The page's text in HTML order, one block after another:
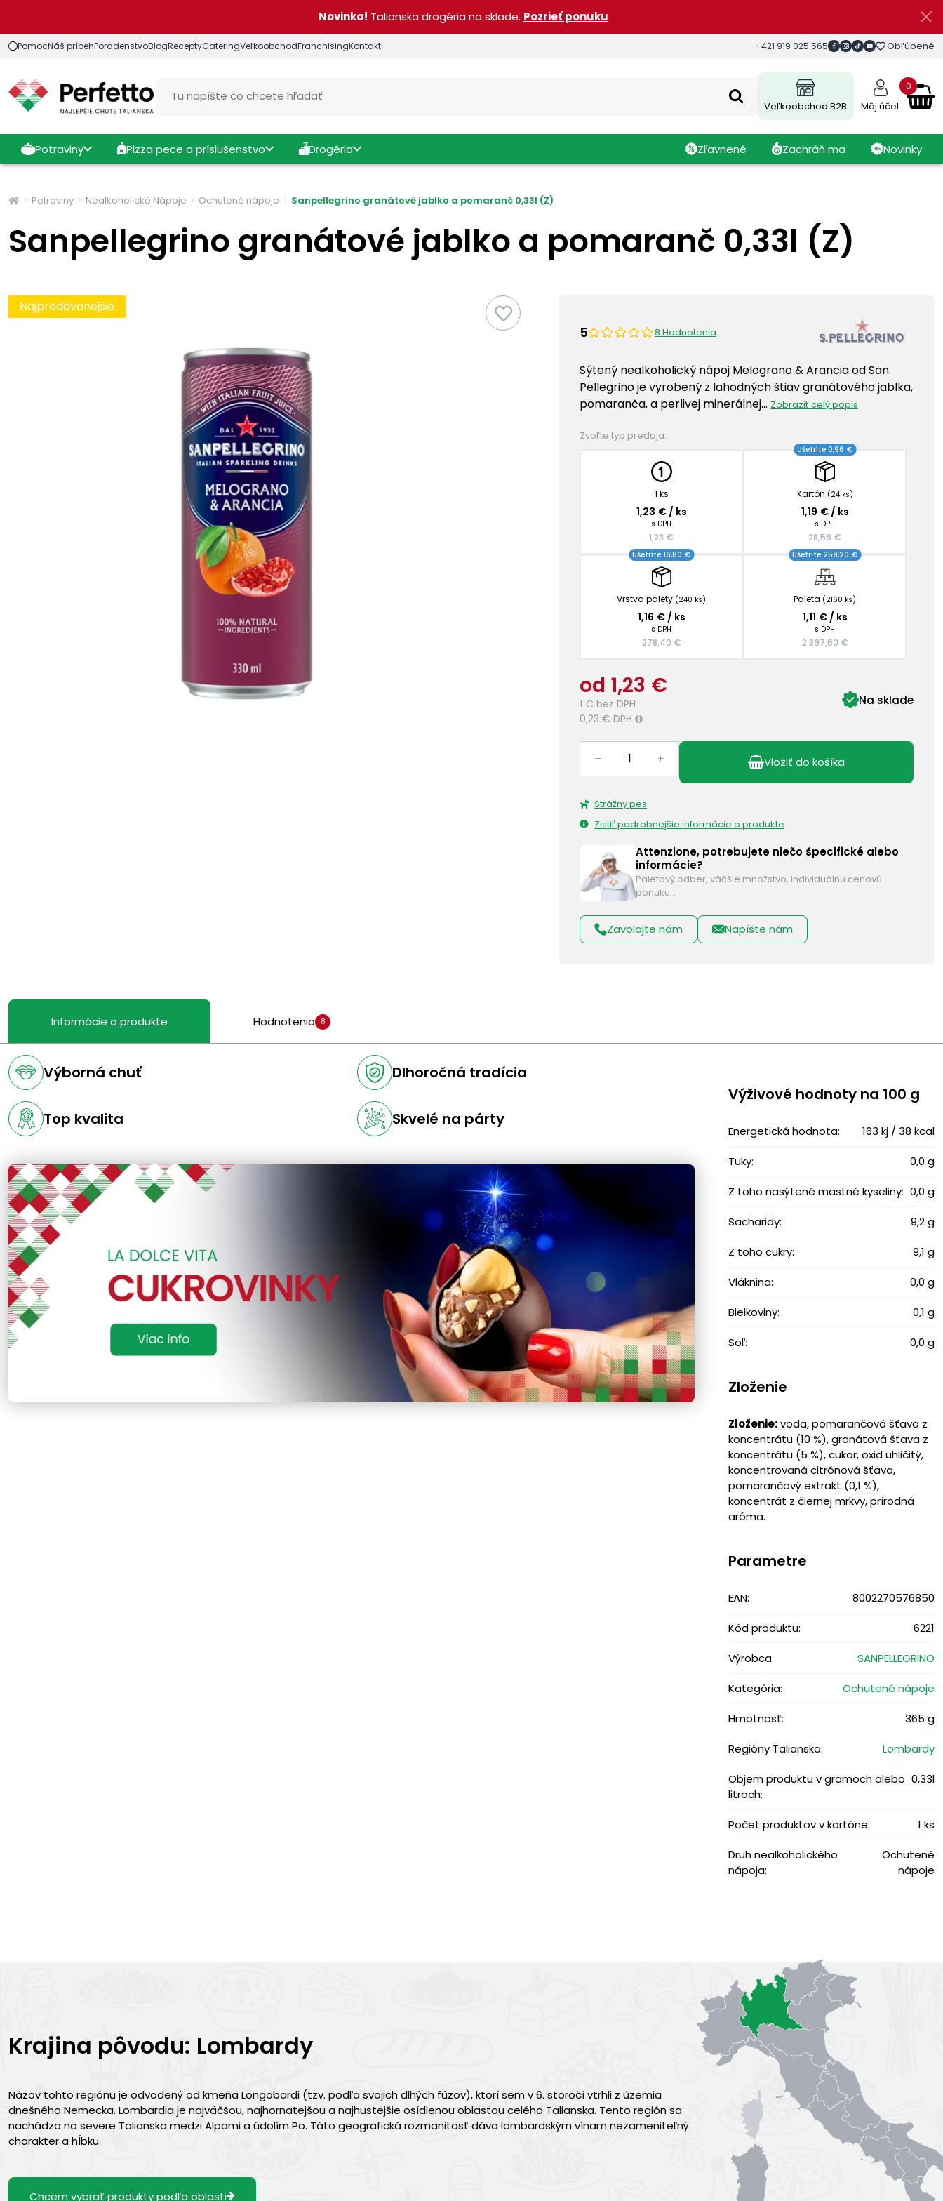
Novinka! Talianska drogéria na sklade. Pozrieť ponuku
PomocNáš príbehPoradenstvoBlogReceptyCateringVeľkoobchodFranchisingKontakt +421 919 025 565 Obľúbené
Veľkoobchod B2B Môj účet
0
Potraviny Pizza pece a príslušenstvo Drogéria Zľavnené Zachráň ma Novinky
Potraviny Nealkoholické Nápoje Ochutené nápoje Sanpellegrino granátové jablko a pomaranč 0,33l (Z)
Sanpellegrino granátové jablko a pomaranč 0,33l (Z)
Najpredávanejšie
5 8 Hodnotenia
Sýtený nealkoholický nápoj Melograno & Arancia od San
Pellegrino je vyrobený z lahodných štiav granátového jablka,
pomaranča, a perlivej minerálnej… Zobraziť celý popis
Zvoľte typ predaja:
1 ks
1,23 € / ks
s DPH
1,23 €
Kartón (24 ks)
Ušetríte 0,96 €
1,19 € / ks
s DPH
28,56 €
Vrstva palety (240 ks)
Ušetríte 16,80 €
1,16 € / ks
s DPH
278,40 €
Paleta (2160 ks)
Ušetríte 259,20 €
1,11 € / ks
s DPH
2 397,60 €
od 1,23 €
1 € bez DPH
0,23 € DPH i
Na sklade
– + Vložiť do košíka
Strážny pes
Zistiť podrobnejšie informácie o produkte
Attenzione, potrebujete niečo špecifické alebo
informácie?
Paletový odber, väčšie množstvo, individuálnu cenovú
ponuku…
Zavolajte nám Napíšte nám
Informácie o produkte Hodnotenia 8
Výborná chuť Dlhoročná tradícia
Top kvalita Skvelé na párty
Výživové ​​hodnoty na 100 g
Energetická hodnota: 163 kj / 38 kcal
Tuky: 0,0 g
Z toho nasýtené mastné kyseliny: 0,0 g
Sacharidy: 9,2 g
Z toho cukry: 9,1 g
Vláknina: 0,0 g
Bielkoviny: 0,1 g
Soľ: 0,0 g
Zloženie
Zloženie:voda, pomarančová šťava z
koncentrátu (10 %), granátová šťava z
koncentrátu (5 %), cukor, oxid uhličitý,
koncentrovaná citrónová šťava,
pomarančový extrakt (0,1 %),
koncentrát z čiernej mrkvy, prírodná
aróma.
Parametre
EAN: 8002270576850
Kód produktu: 6221
Výrobca SANPELLEGRINO
Kategória: Ochutené nápoje
Hmotnosť: 365 g
Regióny Talianska: Lombardy
Objem produktu v gramoch alebo
litroch:
0,33l
Počet produktov v kartóne: 1 ks
Druh nealkoholického
nápoja:
Ochutené
nápoje
Krajina pôvodu: Lombardy
Názov tohto regiónu je odvodený od kmeňa Longobardi (tzv. podľa svojich dlhých fúzov), ktorí sem v 6. storočí vtrhli z územia
dnešného Nemecka. Lombardia je najväčšou, najhornatejšou a najhustejšie osídlenou oblasťou celého Talianska. Tento región sa
nachádza na severe Talianska medzi Alpami a údolím Po. Táto geografická rozmanitosť dáva lombardským vínam nezameniteľný
charakter a hĺbku.
Chcem vybrať produkty podľa oblasti